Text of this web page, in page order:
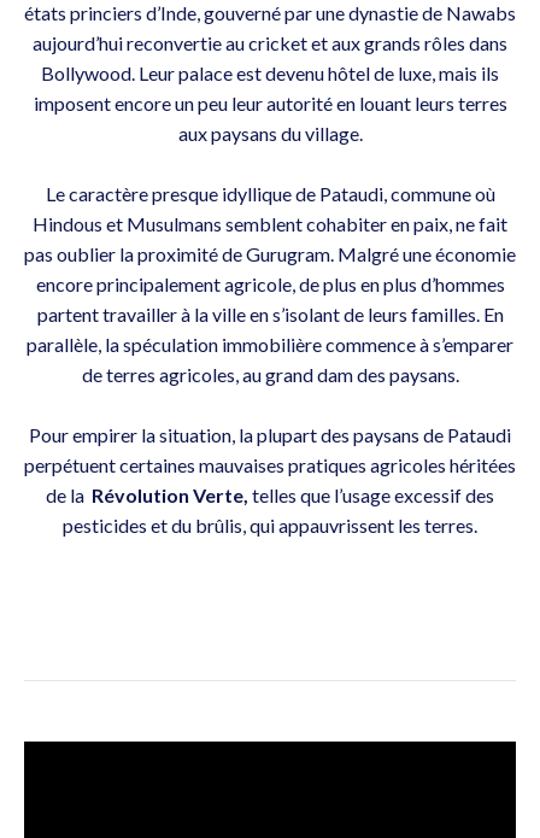
états princiers d’Inde, gouverné par une dynastie de Nawabs
aujourd’hui reconvertie au cricket et aux grands rôles dans
Bollywood. Leur palace est devenu hôtel de luxe, mais ils
imposent encore un peu leur autorité en louant leurs terres
aux paysans du village.
Le caractère presque idyllique de Pataudi, commune où
Hindous et Musulmans semblent cohabiter en paix, ne fait
pas oublier la proximité de Gurugram. Malgré une économie
encore principalement agricole, de plus en plus d’hommes
partent travailler à la ville en s’isolant de leurs familles. En
parallèle, la spéculation immobilière commence à s’emparer
de terres agricoles, au grand dam des paysans.
Pour empirer la situation, la plupart des paysans de Pataudi
perpétuent certaines mauvaises pratiques agricoles héritées
de la Révolution Verte, telles que l’usage excessif des
pesticides et du brûlis, qui appauvrissent les terres.